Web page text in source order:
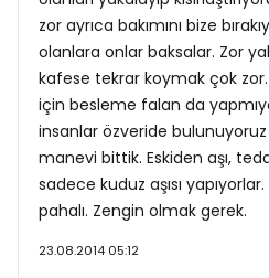
zor ayrıca bakımını bize
olanlara onlar baksalar. Zor
kafese tekrar koymak çok
için besleme falan da
insanlar özveride
manevi bittik. Eskiden aşı,
sadece kuduz aşısı
pahalı. Zengin olmak gerek.
23.08.2014 05:12